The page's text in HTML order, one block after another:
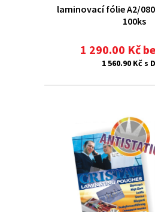
laminovací fólie A2/
100ks
1 290.00 Kč
1 560.90 Kč s